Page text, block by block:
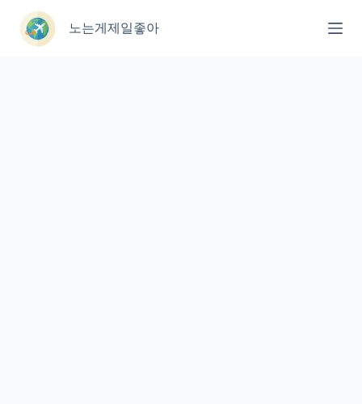
노는게제일좋아